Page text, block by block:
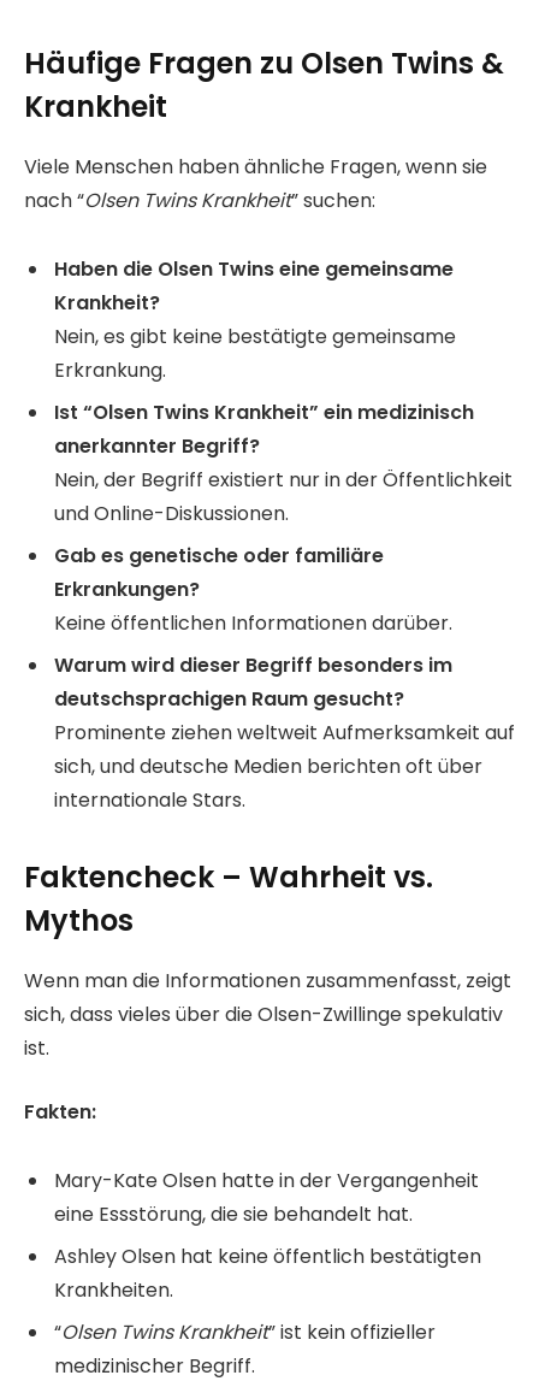
Häufige Fragen zu Olsen Twins &
Krankheit
Viele Menschen haben ähnliche Fragen, wenn sie
nach “Olsen Twins Krankheit” suchen:
Haben die Olsen Twins eine gemeinsame
Krankheit?
Nein, es gibt keine bestätigte gemeinsame
Erkrankung.
Ist “Olsen Twins Krankheit” ein medizinisch
anerkannter Begriff?
Nein, der Begriff existiert nur in der Öffentlichkeit
und Online-Diskussionen.
Gab es genetische oder familiäre
Erkrankungen?
Keine öffentlichen Informationen darüber.
Warum wird dieser Begriff besonders im
deutschsprachigen Raum gesucht?
Prominente ziehen weltweit Aufmerksamkeit auf
sich, und deutsche Medien berichten oft über
internationale Stars.
Faktencheck – Wahrheit vs.
Mythos
Wenn man die Informationen zusammenfasst, zeigt
sich, dass vieles über die Olsen-Zwillinge spekulativ
ist.
Fakten:
Mary-Kate Olsen hatte in der Vergangenheit
eine Essstörung, die sie behandelt hat.
Ashley Olsen hat keine öffentlich bestätigten
Krankheiten.
“Olsen Twins Krankheit” ist kein offizieller
medizinischer Begriff.